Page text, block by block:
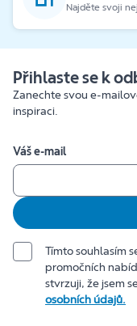
Najděte svoji
Přihlaste se k
Zanechte svou e-
inspiraci.
Váš e-mail
Tímto souhlasím
promočních
stvrzuji, že jsem
osobních údajů.